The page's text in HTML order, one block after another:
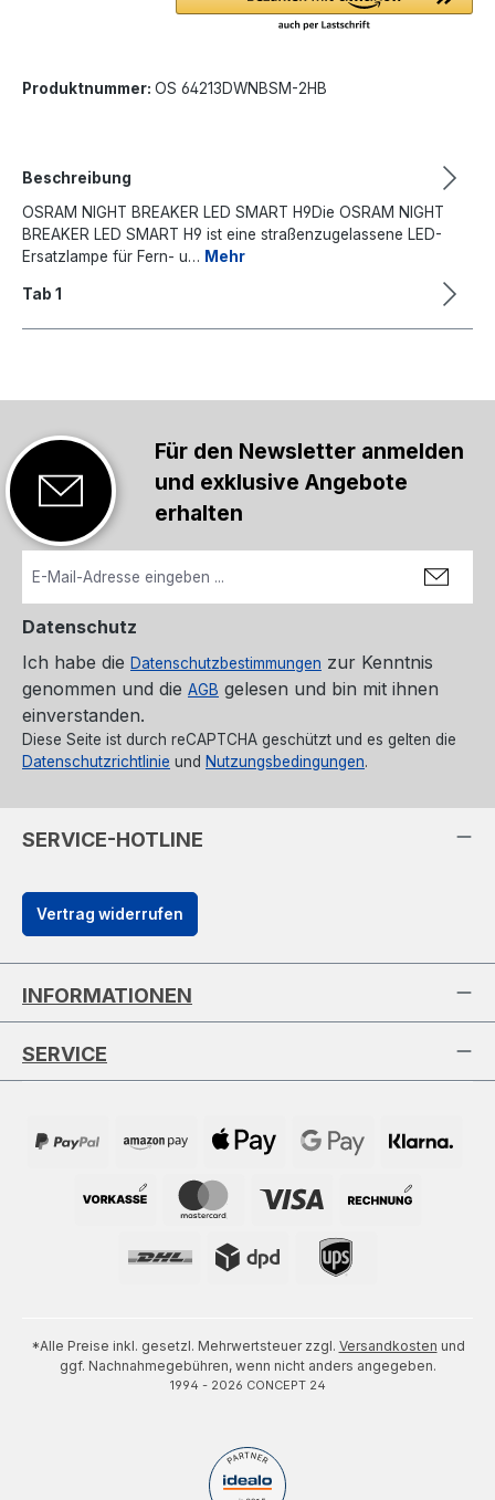
Produktnummer: OS 64213DWNBSM-2HB
Beschreibung
OSRAM NIGHT BREAKER LED SMART H9Die OSRAM NIGHT
BREAKER LED SMART H9 ist eine straßenzugelassene LED-
Ersatzlampe für Fern- u… Mehr
Tab 1
Für den Newsletter anmelden
und exklusive Angebote
erhalten
Datenschutz
Ich habe die Datenschutzbestimmungen zur Kenntnis
genommen und die AGB gelesen und bin mit ihnen
einverstanden.
Diese Seite ist durch reCAPTCHA geschützt und es gelten die
Datenschutzrichtlinie und Nutzungsbedingungen.
SERVICE-HOTLINE
Vertrag widerrufen
INFORMATIONEN
SERVICE
*Alle Preise inkl. gesetzl. Mehrwertsteuer zzgl. Versandkosten und
ggf. Nachnahmegebühren, wenn nicht anders angegeben.
1994 - 2026 CONCEPT 24